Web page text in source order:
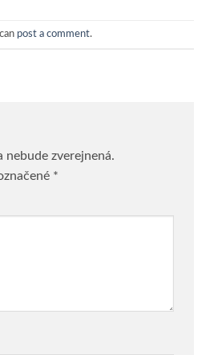
post a comment.
nebude zverejnená.
*